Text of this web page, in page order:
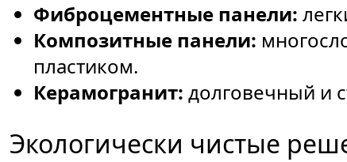
Фиброцементные панели:
Композитные панели:
пластиком.
Керамогранит: долговечный и
Экологически чистые